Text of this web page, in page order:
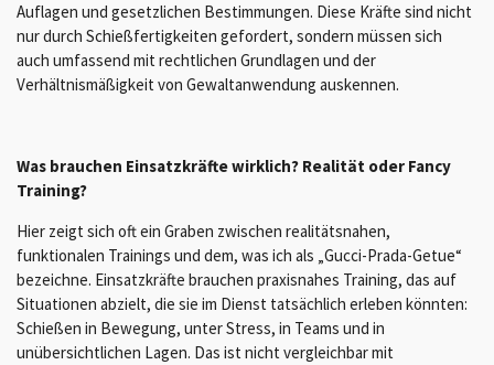
Auflagen und gesetzlichen Bestimmungen. Diese Kräfte sind nicht
nur durch Schießfertigkeiten gefordert, sondern müssen sich
auch umfassend mit rechtlichen Grundlagen und der
Verhältnismäßigkeit von Gewaltanwendung auskennen.
Was brauchen Einsatzkräfte wirklich? Realität oder Fancy
Training?
Hier zeigt sich oft ein Graben zwischen realitätsnahen,
funktionalen Trainings und dem, was ich als „Gucci-Prada-Getue“
bezeichne. Einsatzkräfte brauchen praxisnahes Training, das auf
Situationen abzielt, die sie im Dienst tatsächlich erleben könnten:
Schießen in Bewegung, unter Stress, in Teams und in
unübersichtlichen Lagen. Das ist nicht vergleichbar mit